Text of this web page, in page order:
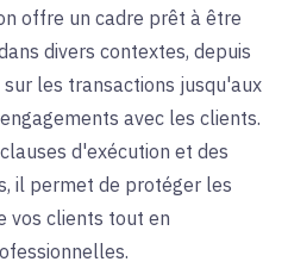
offre un cadre prêt à être
divers contextes, depuis
les transactions jusqu'aux
avec les clients.
d'exécution et des
il permet de protéger les
vos clients tout en